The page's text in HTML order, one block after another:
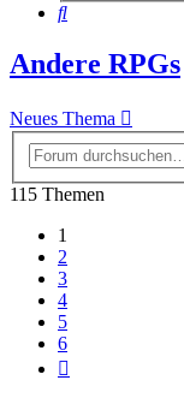
Suche
Andere RPGs
Neues Thema
115 Themen
1
2
3
4
5
6